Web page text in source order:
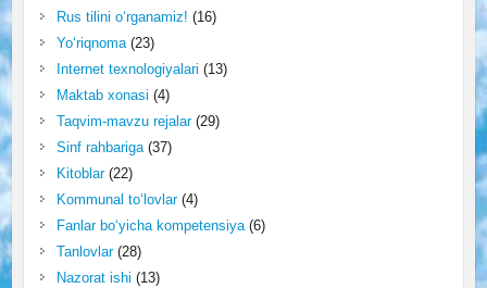
Rus tilini o‘rganamiz! (16)
Yo‘riqnoma(23)
Internet texnologiyalari (13)
Maktab xonasi (4)
Taqvim-mavzu rejalar(29)
Sinf rahbariga(37)
Kitoblar(22)
Kommunal to‘lovlar(4)
Fanlar bo‘yicha kompetensiya(6)
Tanlovlar(28)
Nazorat ishi (13)